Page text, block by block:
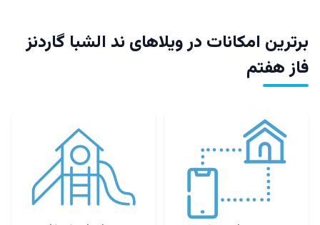
برترین امکانات در ویلاهای ند الشبا گاردنز
فاز هفتم